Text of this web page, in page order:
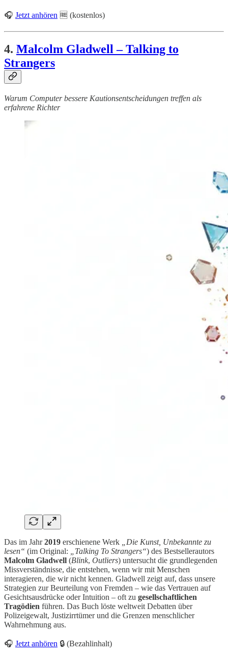
🎧 Jetzt anhören 🆓 (kostenlos)
4. Malcolm Gladwell – Talking to
Strangers
Warum Computer bessere Kautionsentscheidungen treffen als
erfahrene Richter
Das im Jahr2019 erschienene Werk
„Die Kunst, Unbekannte zu
lesen“ (im Original: „Talking To Strangers“) des Bestsellerautors
Malcolm Gladwell (Blink, Outliers) untersucht die grundlegenden
Missverständnisse, die entstehen, wenn wir mit Menschen
interagieren, die wir nicht kennen. Gladwell zeigt auf, dass unsere
Strategien zur Beurteilung von Fremden – wie das Vertrauen auf
Gesichtsausdrücke oder Intuition – oft zu gesellschaftlichen
Tragödien führen. Das Buch löste weltweit Debatten über
Polizeigewalt, Justizirrtümer und die Grenzen menschlicher
Wahrnehmung aus.
🎧 Jetzt anhören 🔒 (Bezahlinhalt)